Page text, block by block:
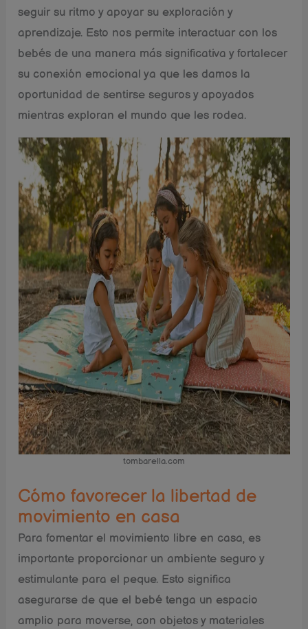
seguir su ritmo y apoyar su exploración y
aprendizaje. Esto nos permite interactuar con los
bebés de una manera más significativa y fortalecer
su conexión emocional ya que les damos la
oportunidad de sentirse seguros y apoyados
mientras exploran el mundo que les rodea.
tombarella.com
Cómo favorecer la libertad de
movimiento en casa
Para fomentar el movimiento libre en casa, es
importante proporcionar un ambiente seguro y
estimulante para el peque. Esto significa
asegurarse de que el bebé tenga un espacio
amplio para moverse, con objetos y materiales